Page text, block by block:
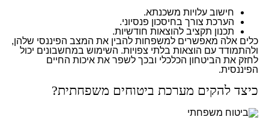
חישוב עלויות משכנתא.
הערכת צורך בחיסכון פנסיוני.
תכנון תקציב להוצאות חודשיות.
כלים אלה מאפשרים למשפחות להבין את המצב הפיננסי שלהן,
ולהתמודד עם הוצאות בלתי צפויות. השימוש במחשבונים יכול
לחזק את הביטחון הכלכלי ובכך לשפר את איכות החיים
הפיננסית.
כיצד להקים מערכת ביטוחים משפחתית?